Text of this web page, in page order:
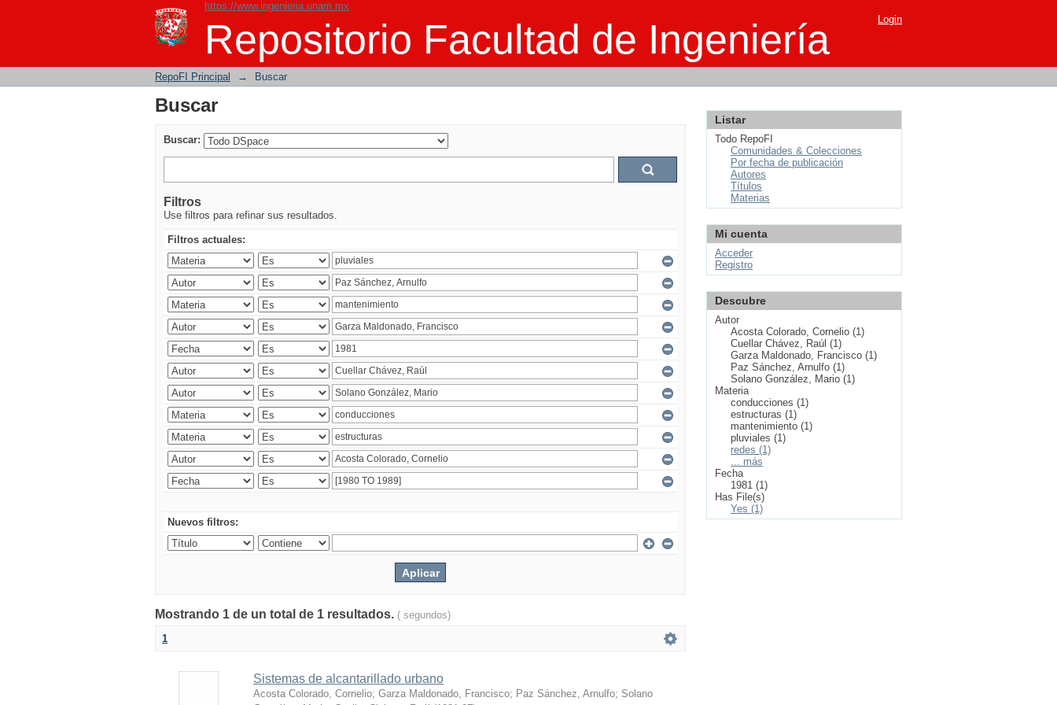
https://www.ingenieria.unam.mx
Repositorio Facultad de Ingeniería
Buscar Login
RepoFI Principal → Buscar
Buscar
Buscar:
Filtros
Use filtros para refinar sus resultados.
Filtros actuales:
Nuevos filtros:
Mostrando 1 de un total de 1 resultados. ( segundos)
1
Sistemas de alcantarillado urbano
Acosta Colorado, Cornelio; Garza Maldonado, Francisco; Paz Sánchez, Arnulfo; Solano
Listar
Todo RepoFI
Comunidades & Colecciones
Por fecha de publicación
Autores
Títulos
Materias
Mi cuenta
Acceder
Registro
Descubre
Autor
Acosta Colorado, Cornelio (1)
Cuellar Chávez, Raúl (1)
Garza Maldonado, Francisco (1)
Paz Sánchez, Arnulfo (1)
Solano González, Mario (1)
Materia
conducciones (1)
estructuras (1)
mantenimiento (1)
pluviales (1)
redes (1)
... más
Fecha
1981 (1)
Has File(s)
Yes (1)